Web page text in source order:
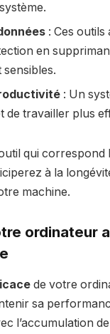
: Ces outils
en
: Un
de travailler plus
qui correspond
à la
machine.
ordinateur
de votre
sa
l’accumulation